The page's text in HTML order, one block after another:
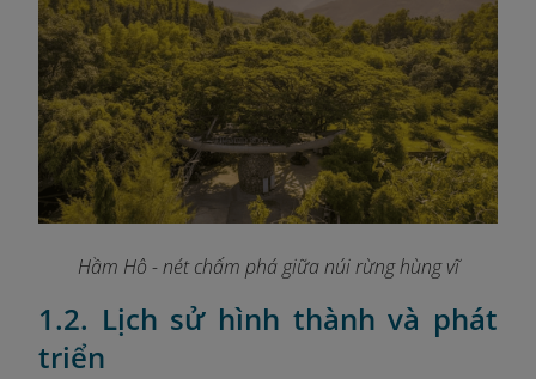
Hầm Hô - nét chấm phá giữa núi rừng hùng vĩ
1.2. Lịch sử hình thành và phát
triển